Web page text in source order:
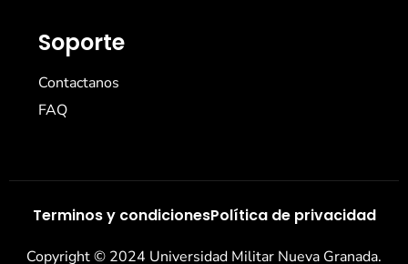
Soporte
Contactanos
FAQ
Terminos y condicionesPolítica de privacidad
Copyright © 2024 Universidad Militar Nueva Granada.